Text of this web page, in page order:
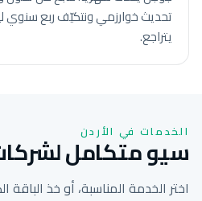
تحديث خوارزمي ونتكيّف ربع سنوي
يتراجع.
الخدمات في الأردن
سيو متكامل
اختر الخدمة المناسبة، أو خذ الباقة